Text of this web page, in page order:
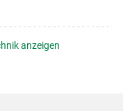
anzeigen